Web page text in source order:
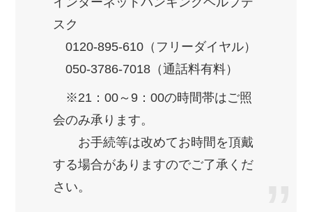
スク
0120-895-610（フリーダイヤル）
050-3786-7018（通話料有料）
※21：00～9：00の時間帯はご照
会のみ承ります。
お手続等は改めてお時間を頂戴
する場合がありますのでご了承くだ
さい。